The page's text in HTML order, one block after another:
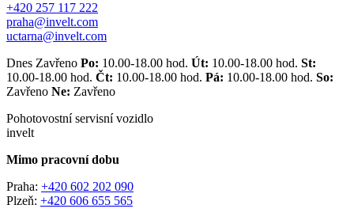
+420 257 117 222
praha@invelt.com
uctarna@invelt.com
Dnes Zavřeno Po: 10.00-18.00 hod. Út: 10.00-18.00 hod. St:
10.00-18.00 hod. Čt: 10.00-18.00 hod. Pá: 10.00-18.00 hod. So:
Zavřeno Ne: Zavřeno
Pohotovostní servisní vozidlo
invelt
Mimo pracovní dobu
Praha: +420 602 202 090
Plzeň: +420 606 655 565